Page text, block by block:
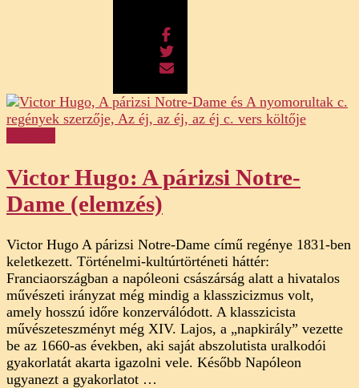
Victor Hugo: A párizsi Notre-
Dame (elemzés)
Victor Hugo A párizsi Notre-Dame című regénye 1831-ben
keletkezett. Történelmi-kultúrtörténeti háttér:
Franciaországban a napóleoni császárság alatt a hivatalos
művészeti irányzat még mindig a klasszicizmus volt,
amely hosszú időre konzerválódott. A klasszicista
művészeteszményt még XIV. Lajos, a „napkirály” vezette
be az 1660-as években, aki saját abszolutista uralkodói
gyakorlatát akarta igazolni vele. Később Napóleon
ugyanezt a gyakorlatot …